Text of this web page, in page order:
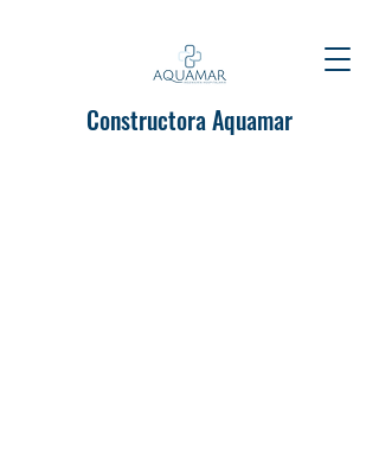
Constructora Aquamar